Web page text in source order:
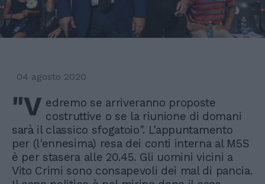
04 agosto 2020
"V edremo se arriveranno proposte
costruttive o se la riunione di domani
sarà il classico sfogatoio". L'appuntamento
per (l'ennesima) resa dei conti interna al M5S
è per stasera alle 20.45. Gli uomini vicini a
Vito Crimi sono consapevoli dei mal di pancia.